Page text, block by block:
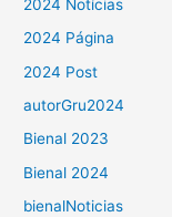
2024 Notícias
2024 Página
2024 Post
autorGru2024
Bienal 2023
Bienal 2024
bienalNoticias